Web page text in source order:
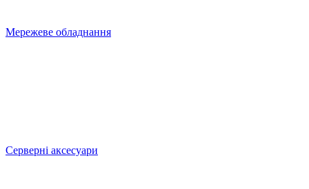
Мережеве обладнання
Серверні аксесуари